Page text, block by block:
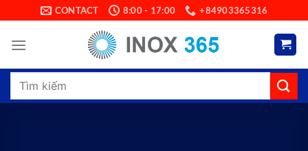
to
content
CONTACT 8:00 - 17:00 +84903365316
Search